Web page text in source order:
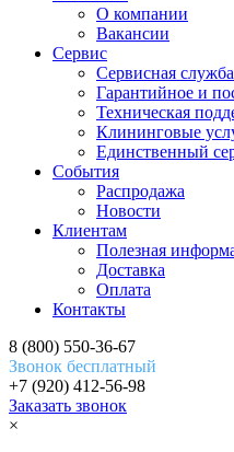
О компании
Вакансии
Сервис
Сервисная служба
Гарантийное и
Техническая
Клининговые
Единственный
События
Распродажа
Новости
Клиентам
Полезная
Доставка
Оплата
Контакты
8 (800) 550-36-67
Звонок бесплатный
+7 (920) 412-56-98
Заказать звонок
×